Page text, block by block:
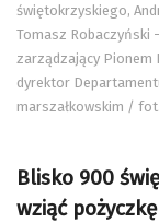
świętokrzyskiego,
Tomasz Robaczyński
zarządzający Pionem
dyrektor
marszałkowskim /
Blisko 900
wziąć